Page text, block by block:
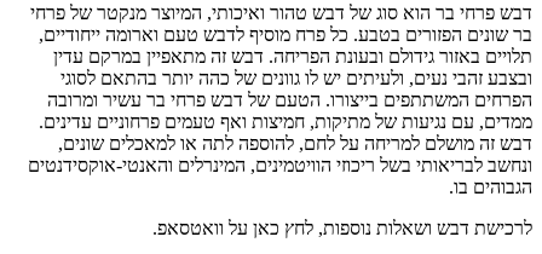
דבש פרחי בר הוא סוג של דבש טהור ואיכותי, המיוצר מנקטר של פרחי
בר שונים הפזורים בטבע. כל פרח מוסיף לדבש טעם וארומה ייחודיים,
תלויים באזור גידולם ובעונת הפריחה. דבש זה מתאפיין במרקם עדין
ובצבע זהבי נעים, ולעיתים יש לו גוונים של כהה יותר בהתאם לסוגי
הפרחים המשתתפים בייצורו. הטעם של דבש פרחי בר עשיר ומרובה
ממדים, עם נגיעות של מתיקות, חמיצות ואף טעמים פרחוניים עדינים.
דבש זה מושלם למריחה על לחם, להוספה לתה או למאכלים שונים,
ונחשב לבריאותי בשל ריכוזי הוויטמינים, המינרלים והאנטי-אוקסידנטים
הגבוהים בו.
לרכישת דבש ושאלות נוספות, לחץ כאן על וואטסאפ.